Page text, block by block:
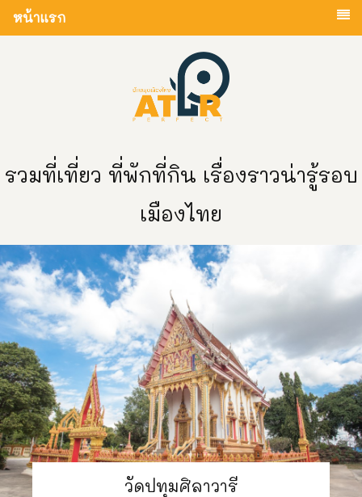
หน้าแรก
รวมที่เที่ยว ที่พักที่กิน เรื่องราวน่ารู้รอบ
เมืองไทย
วัดปทุมศิลาวารี